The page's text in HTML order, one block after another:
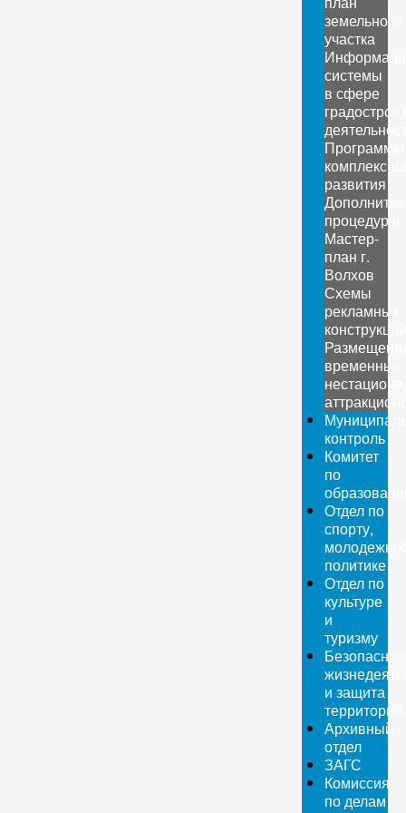
земельного
участка
системы
в сфере
Программы
развития
процедуры
Мастер-
план г.
Волхов
Схемы
рекламных
конструкций
временных
контроль
Комитет
по
Отдел по
спорту,
политике
Отдел по
культуре
и
туризму
и защита
территорий
Архивный
отдел
ЗАГС
Комиссия
по делам